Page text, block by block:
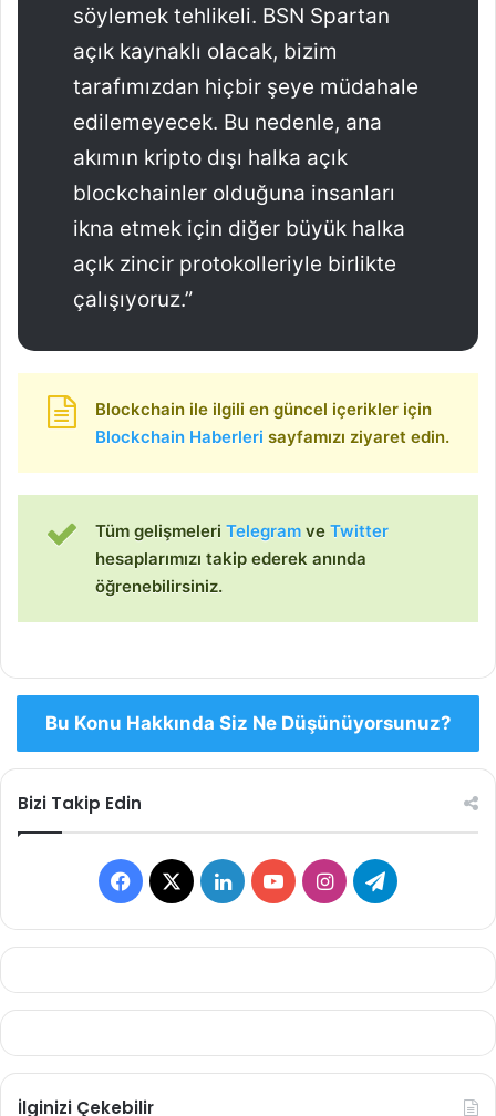
söylemek tehlikeli. BSN Spartan
açık kaynaklı olacak, bizim
tarafımızdan hiçbir şeye müdahale
edilemeyecek. Bu nedenle, ana
akımın kripto dışı halka açık
blockchainler olduğuna insanları
ikna etmek için diğer büyük halka
açık zincir protokolleriyle birlikte
çalışıyoruz.”
Blockchain ile ilgili en güncel içerikler için
Blockchain Haberleri sayfamızı ziyaret edin.
Tüm gelişmeleri Telegram ve Twitter
hesaplarımızı takip ederek anında
öğrenebilirsiniz.
Bu Konu Hakkında Siz Ne Düşünüyorsunuz?
Bizi Takip Edin
Facebook
X LinkedInYouTubeInstagramTelegram
İlginizi Çekebilir